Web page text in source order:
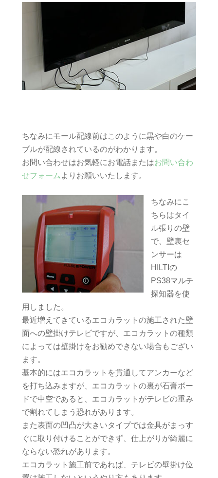
ちなみにモール配線前はこのように黒や白のケー
ブルが配線されているのがわかります。
お問い合わせはお気軽にお電話またはお問い合わ
せフォーム よりお願いいたします。
ちなみにこ
ちらはタイ
ル張りの壁
で、壁裏セ
ンサーは
HILTIの
PS38マルチ
探知器を使
用しました。
最近増えてきているエコカラットの施工された壁
面への壁掛けテレビですが、エコカラットの種類
によっては壁掛けをお勧めできない場合もござい
ます。
基本的にはエコカラットを貫通してアンカーなど
を打ち込みますが、エコカラットの裏が石膏ボー
ドで中空であると、エコカラットがテレビの重み
で割れてしまう恐れがあります。
また表面の凹凸が大きいタイプでは金具がまっす
ぐに取り付けることができず、仕上がりが綺麗に
ならない恐れがあります。
エコカラット施工前であれば、テレビの壁掛け位